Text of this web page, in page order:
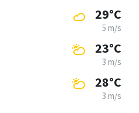
29°C
5 m/s
23°C
3 m/s
28°C
3 m/s